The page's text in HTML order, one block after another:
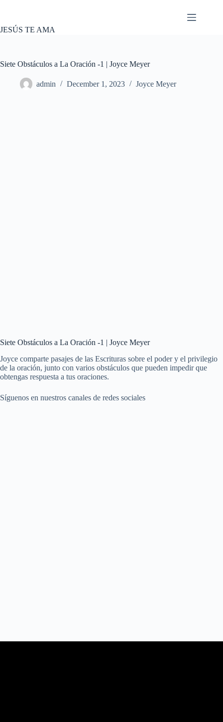
JESÚS TE AMA
Siete Obstáculos a La Oración -1 | Joyce Meyer
admin December 1, 2023 Joyce Meyer
Siete Obstáculos a La Oración -1 | Joyce Meyer
Joyce comparte pasajes de las Escrituras sobre el poder y el privilegio
de la oración, junto con varios obstáculos que pueden impedir que
obtengas respuesta a tus oraciones.
Síguenos en nuestros canales de redes sociales